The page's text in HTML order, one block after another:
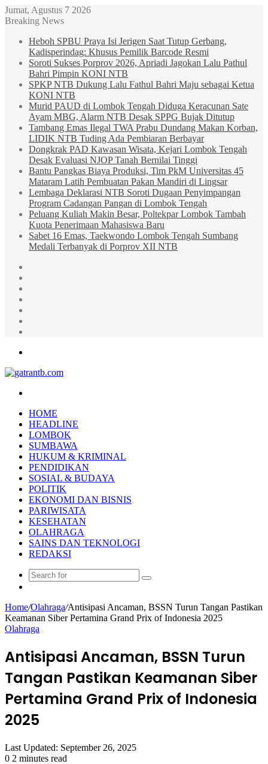
Jumat, Agustus 7 2026
Breaking News
Heboh SPBU Praya Isi Jerigen Saat Tutup Gerbang,
Kadisperindag: Khusus Pemilik Barcode Resmi
Soroti Sukses Porprov 2026, Apriadi Jagokan Lalu Pathul
Bahri Pimpin KONI NTB
SPKP NTB Dukung Lalu Fathul Bahri Maju sebagai Ketua
KONI NTB
Murid PAUD di Lombok Tengah Diduga Keracunan Sate
Ayam MBG, Alarm NTB Desak SPPG Bujak Ditutup
Tambang Emas Ilegal TWA Prabu Dundang Makan Korban,
LIDIK NTB Tuding Ada Pembiaran Berbayar
Dongkrak PAD Kawasan Wisata, Kejari Lombok Tengah
Desak Evaluasi NJOP Tanah Bernilai Tinggi
Bantu Pangkas Biaya Produksi, Tim PkM Universitas 45
Mataram Latih Pembuatan Pakan Mandiri di Lingsar
Lembaga Deklarasi NTB Soroti Dugaan Penyimpangan
Program Cadangan Pangan di Lombok Tengah
Peluang Kuliah Makin Besar, Poltekpar Lombok Tambah
Kuota Penerimaan Mahasiswa Baru
Sabet 16 Emas, Taekwondo Lombok Tengah Sumbang
Medali Terbanyak di Porprov XII NTB
HOME
HEADLINE
LOMBOK
SUMBAWA
HUKUM & KRIMINAL
PENDIDIKAN
SOSIAL & BUDAYA
POLITIK
EKONOMI DAN BISNIS
PARIWISATA
KESEHATAN
OLAHRAGA
SAINS DAN TEKNOLOGI
REDAKSI
Search
Home/Olahraga/Antisipasi Ancaman, BSSN Turun Tangan Pastikan
Keamanan Siber Pertamina Grand Prix of Indonesia 2025
Olahraga
Antisipasi Ancaman, BSSN Turun
Tangan Pastikan Keamanan Siber
Pertamina Grand Prix of Indonesia
2025
Last Updated: September 26, 2025
0 2 minutes read